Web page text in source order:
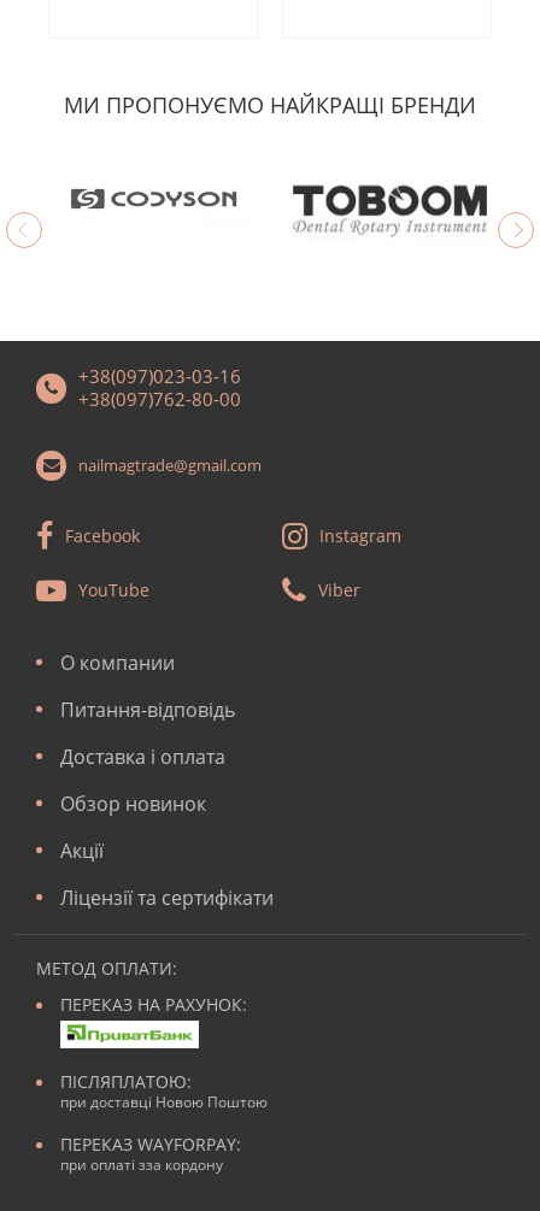
МИ ПРОПОНУЄМО НАЙКРАЩІ БРЕНДИ
+38(097)023-03-16
+38(097)762-80-00
nailmagtrade@gmail.com
Facebook Instagram
YouTube Viber
О компании
Питання-відповідь
Доставка і оплата
Обзор новинок
Акції
Ліцензії та сертифікати
МЕТОД ОПЛАТИ:
ПЕРЕКАЗ НА РАХУНОК:
ПІСЛЯПЛАТОЮ:
при доставці Новою Поштою
ПЕРЕКАЗ WAYFORPAY:
при оплаті зза кордону